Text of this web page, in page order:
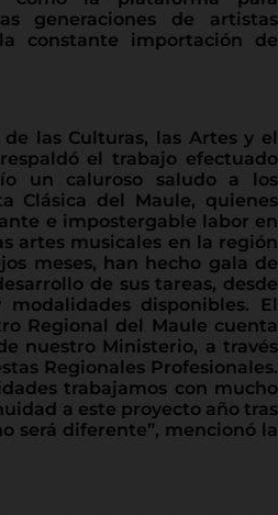
generaciones de artistas
constante importación de
las Culturas, las Artes y el
el trabajo efectuado
un caluroso saludo a los
Clásica del Maule, quienes
e impostergable labor en
artes musicales en la región
meses, han hecho gala de
de sus tareas, desde
disponibles. El
Regional del Maule cuenta
nuestro Ministerio, a través
Regionales Profesionales.
trabajamos con mucho
a este proyecto año tras
será diferente”, mencionó la